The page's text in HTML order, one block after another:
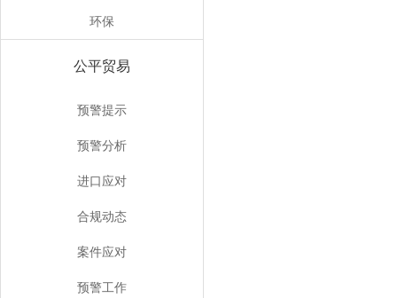
环保
公平贸易
预警提示
预警分析
进口应对
合规动态
案件应对
预警工作